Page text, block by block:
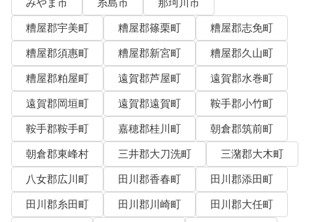
みやま市
糸島市
那珂川市
糟屋郡宇美町
糟屋郡篠栗町
糟屋郡志免町
糟屋郡須惠町
糟屋郡新宮町
糟屋郡久山町
糟屋郡粕屋町
遠賀郡芦屋町
遠賀郡水巻町
遠賀郡岡垣町
遠賀郡遠賀町
鞍手郡小竹町
鞍手郡鞍手町
嘉穂郡桂川町
朝倉郡筑前町
朝倉郡東峰村
三井郡大刀洗町
三潴郡大木町
八女郡広川町
田川郡香春町
田川郡添田町
田川郡糸田町
田川郡川崎町
田川郡大任町